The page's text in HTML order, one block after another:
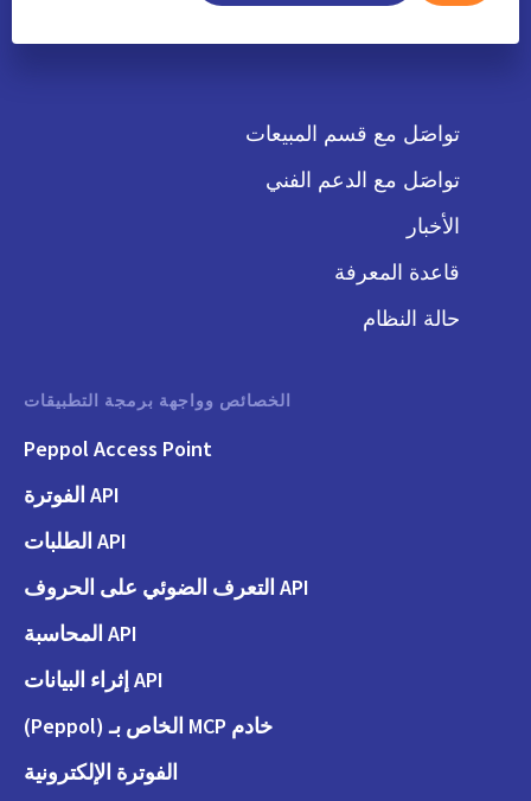
تواصَل مع قسم المبيعات
تواصَل مع الدعم الفني
الأخبار
قاعدة المعرفة
حالة النظام
الخصائص وواجهة برمجة التطبيقات
Peppol Access Point
API الفوترة
API الطلبات
API التعرف الضوئي على الحروف
API المحاسبة
API إثراء البيانات
خادم MCP الخاص بـ (Peppol)
الفوترة الإلكترونية